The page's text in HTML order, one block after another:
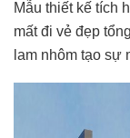
Mẫu thiết kế tích
mất đi vẻ đẹp
lam nhôm tạo sự